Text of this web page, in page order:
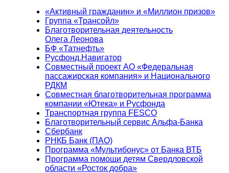
«Активный гражданин» и «Миллион призов»
Группа «Трансойл»
Благотворительная деятельность
Олега Леонова
БФ «Татнефть»
Русфонд.Навигатор
Совместный проект АО «Федеральная
пассажирская компания» и Национального
РДКМ
Совместная благотворительная программа
компании «Ютека» и Русфонда
Транспортная группа FESCO
Благотворительный сервис Альфа-Банка
Сбербанк
РНКБ Банк (ПАО)
Программа «Мультибонус» от Банка ВТБ
Программа помощи детям Свердловской
области «Росток добра»